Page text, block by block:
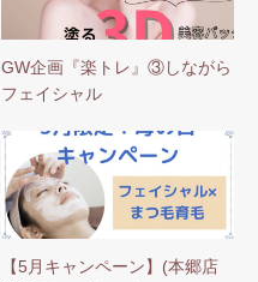
GW企画『楽トレ』③しながら
フェイシャル
【5月キャンペーン】(本郷店